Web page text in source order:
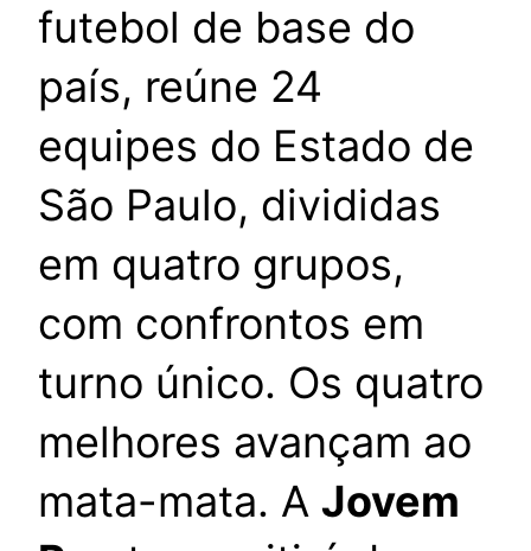
futebol de base do
país, reúne 24
equipes do Estado de
São Paulo, divididas
em quatro grupos,
com confrontos em
turno único. Os quatro
melhores avançam ao
mata-mata. A Jovem